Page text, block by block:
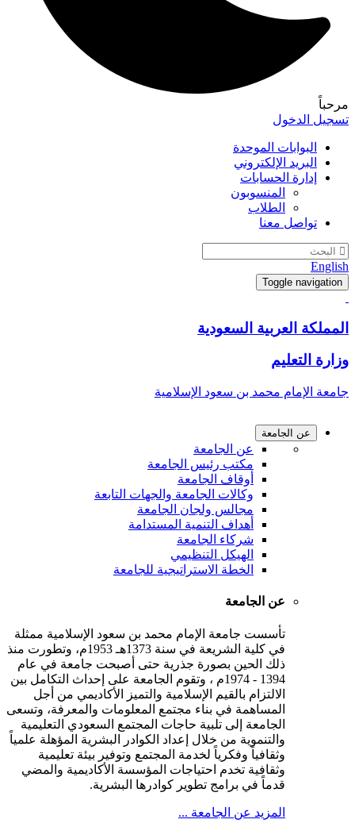
مرحباً
تسجيل الدخول
البوابات الموحدة
البريد الإلكتروني
إدارة الحسابات
المنسوبون
الطلاب
تواصل معنا
English
Toggle navigation
المملكة العربية السعودية
وزارة التعليم
جامعة الإمام محمد بن سعود الإسلامية
عن الجامعة
عن الجامعة
مكتب رئيس الجامعة
أوقاف الجامعة
وكالات الجامعة والجهات التابعة
مجالس ولجان الجامعة
أهداف التنمية المستدامة
شركاء الجامعة
الهيكل التنظيمي
الخطة الاستراتيجية للجامعة
عن الجامعة
تأسست جامعة الإمام محمد بن سعود الإسلامية ممثلة
في كلية الشريعة في سنة 1373هـ 1953م، وتطورت منذ
ذلك الحين بصورة جذرية حتى أصبحت جامعة في عام
1394 - 1974م ، وتقوم الجامعة على إحداث التكامل بين
الالتزام بالقيم الإسلامية والتميز الأكاديمي من أجل
المساهمة في بناء مجتمع المعلومات والمعرفة، وتسعى
الجامعة إلى تلبية حاجات المجتمع السعودي التعليمية
والتنموية من خلال إعداد الكوادر البشرية المؤهلة علمياً
وثقافياً وفكرياً لخدمة المجتمع وتوفير بيئة تعليمية
وثقافية تخدم احتياجات المؤسسة الأكاديمية والمضي
قدماً في برامج تطوير كوادرها البشرية.
المزيد عن الجامعة ...